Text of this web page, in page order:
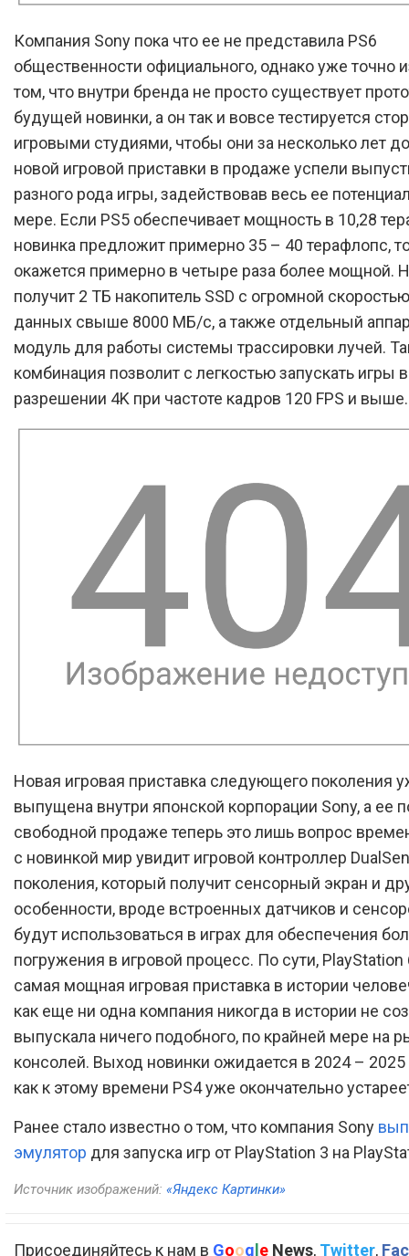
Компания Sony пока что ее не представила PS6
общественности официального, однако уже точно
том, что внутри бренда не просто существует
будущей новинки, а он так и вовсе тестируется
игровыми студиями, чтобы они за несколько лет
новой игровой приставки в продаже успели
разного рода игры, задействовав весь ее
мере. Если PS5 обеспечивает мощность в 10,28
новинка предложит примерно 35 – 40 терафлопс,
окажется примерно в четыре раза более мощной.
получит 2 ТБ накопитель SSD с огромной
данных свыше 8000 МБ/с, а также отдельный
модуль для работы системы трассировки лучей.
комбинация позволит с легкостью запускать игры в
разрешении 4K при частоте кадров 120 FPS и выше.
Новая игровая приставка следующего поколения
выпущена внутри японской корпорации Sony, а ее
свободной продаже теперь это лишь вопрос
с новинкой мир увидит игровой контроллер
поколения, который получит сенсорный экран и
особенности, вроде встроенных датчиков и
будут использоваться в играх для обеспечения
погружения в игровой процесс. По сути, PlayStation
самая мощная игровая приставка в истории
как еще ни одна компания никогда в истории не
выпускала ничего подобного, по крайней мере на
консолей. Выход новинки ожидается в 2024 – 2025
как к этому времени PS4 уже окончательно
Ранее стало известно о том, что компания Sony
эмулятор для запуска игр от PlayStation 3 на
Источник изображений: «Яндекс Картинки»
Присоединяйтесь к нам в Google News, Twitter,